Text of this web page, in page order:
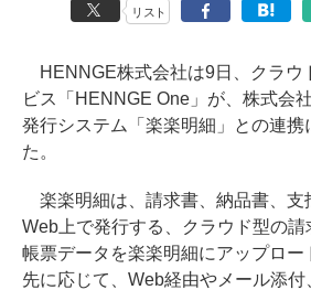
リスト
HENNGE株式会社は9日、クラウ
ビス「HENNGE One」が、株式会
発行システム「楽楽明細」との連携
た。
楽楽明細は、請求書、納品書、支
Web上で発行する、クラウド型の請
帳票データを楽楽明細にアップロー
先に応じて、Web経由やメール添